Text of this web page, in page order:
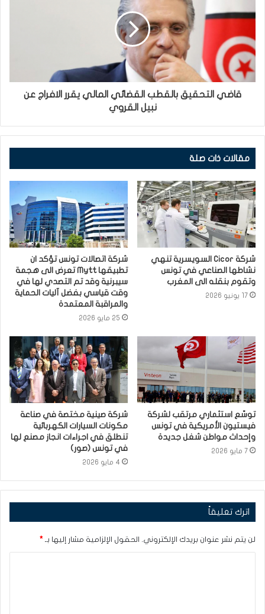
قاضي التحقيق بالقطب القضائي المالي يقرر الافراج عن
نبيل القروي
مقالات ذات صلة
شركة Cicor السويسرية تنهي
نشاطها الصناعي في تونس
وتقوم بنقله الى المغرب
17 يونيو 2026
شركة اتصالات تونس تؤكد ان
تطبيقها Mytt تعرض الى هجمة
سيبرنية وقد تم التصدي لها في
وقت قياسي بفضل آليات الحماية
والمراقبة المعتمدة
25 مايو 2026
توسّع استثماري مرتقب لشركة
فيستيون الأمريكية في تونس
وإحداث مواطن شغل جديدة
7 مايو 2026
شركة صينية مختصة في صناعة
مكونات السيارات الكهربائية
تنطلق في اجراءات انجاز مصنع لها
في تونس (صور)
4 مايو 2026
اترك تعليقاً
لن يتم نشر عنوان بريدك الإلكتروني. الحقول الإلزامية مشار إليها بـ *